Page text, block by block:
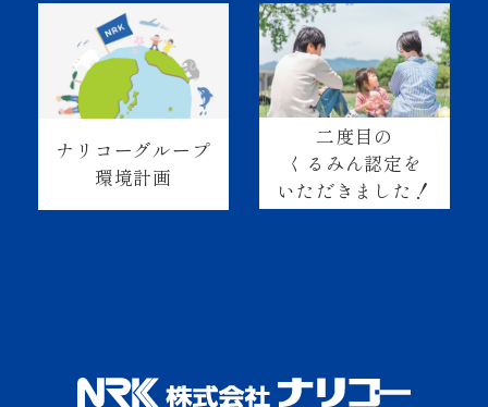
ナリコーグループ
環境計画
二度目の
くるみん認定を
いただきました！